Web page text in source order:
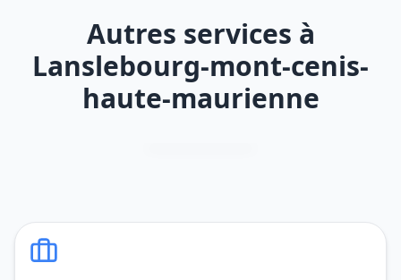
Autres services à
Lanslebourg-mont-cenis-
haute-maurienne